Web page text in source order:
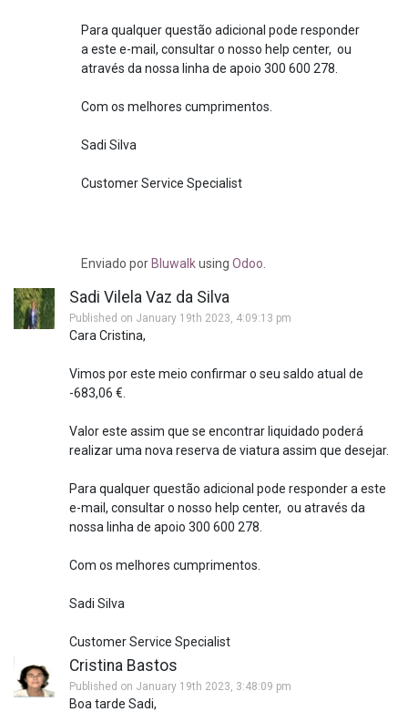
Para qualquer questão adicional pode responder
a este e-mail, consultar o nosso help center, ou
através da nossa linha de apoio 300 600 278.
Com os melhores cumprimentos.
Sadi Silva
Customer Service Specialist
Enviadopor Bluwalk usingOdoo
Sadi Vilela Vaz da Silva
Published on January 19th 2023, 4:09:13 pm
Cara Cristina,
Vimos por este meio confirmar o seu saldo atual de
-683,06 €.
Valor este assim que se encontrar liquidado poderá
realizar uma nova reserva de viatura assim que desejar.
Para qualquer questão adicional pode responder a este
e-mail, consultar o nosso help center, ou através da
nossa linha de apoio 300 600 278.
Com os melhores cumprimentos.
Sadi Silva
Customer Service Specialist
Cristina Bastos
Published on January 19th 2023, 3:48:09 pm
Boa tarde Sadi,